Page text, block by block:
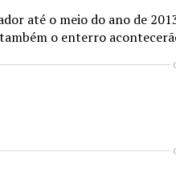
até o meio do ano de
o enterro